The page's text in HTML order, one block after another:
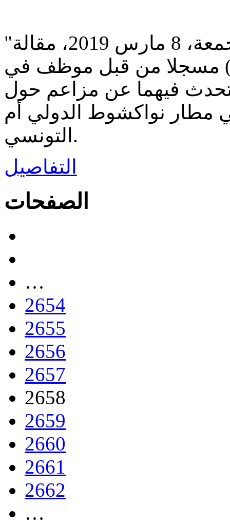
"بيان" : نشر موقع الأخبار يوم الجمعة، 8 مارس 2019، مقالة
مسجلا من قبل موظف في
تحدث فيهما عن مزاعم حول
مطار نواكشوط الدولي أم
التونسي.
التفاصيل
الصفحات
…
2654
2655
2656
2657
2658
2659
2660
2661
2662
…